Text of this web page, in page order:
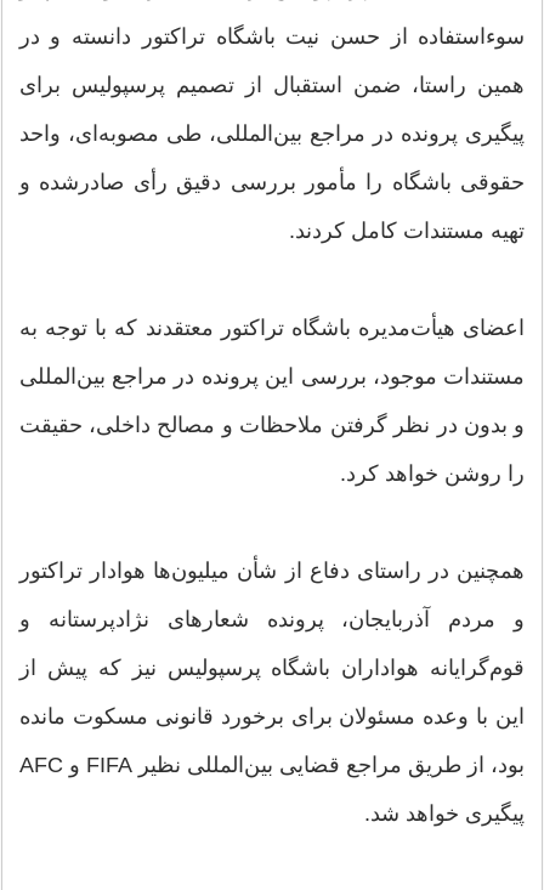
سوءاستفاده از حسن نیت باشگاه تراکتور دانسته و در
همین راستا، ضمن استقبال از تصمیم پرسپولیس برای
پیگیری پرونده در مراجع بین‌المللی، طی مصوبه‌ای، واحد
حقوقی باشگاه را مأمور بررسی دقیق رأی صادرشده و
تهیه مستندات کامل کردند.
اعضای هیأت‌مدیره باشگاه تراکتور معتقدند که با توجه به
مستندات موجود، بررسی این پرونده در مراجع بین‌المللی
و بدون در نظر گرفتن ملاحظات و مصالح داخلی، حقیقت
را روشن خواهد کرد.
همچنین در راستای دفاع از شأن میلیون‌ها هوادار تراکتور
و مردم آذربایجان، پرونده شعارهای نژادپرستانه و
قوم‌گرایانه هواداران باشگاه پرسپولیس نیز که پیش از
این با وعده مسئولان برای برخورد قانونی مسکوت مانده
بود، از طریق مراجع قضایی بین‌المللی نظیر FIFA و AFC
پیگیری خواهد شد.